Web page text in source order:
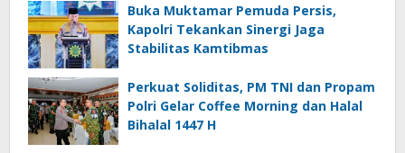
Buka Muktamar Pemuda Persis,
Kapolri Tekankan Sinergi Jaga
Stabilitas Kamtibmas
Perkuat Soliditas, PM TNI dan Propam
Polri Gelar Coffee Morning dan Halal
Bihalal 1447 H